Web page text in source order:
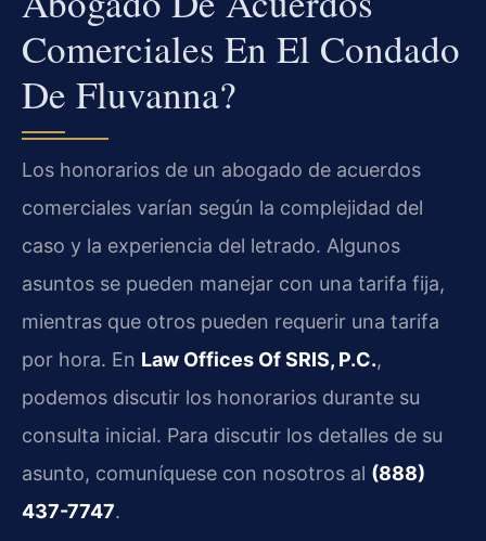
Comerciales En El Condado
De Fluvanna?
Los honorarios de un abogado de acuerdos
comerciales varían según la complejidad del
caso y la experiencia del letrado. Algunos
asuntos se pueden manejar con una tarifa fija,
mientras que otros pueden requerir una tarifa
por hora. En Law Offices Of SRIS, P.C.,
podemos discutir los honorarios durante su
consulta inicial. Para discutir los detalles de su
asunto, comuníquese con nosotros al (888)
437-7747.